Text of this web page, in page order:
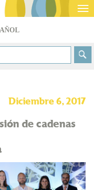
Diciembre 6, 2017
de cadenas